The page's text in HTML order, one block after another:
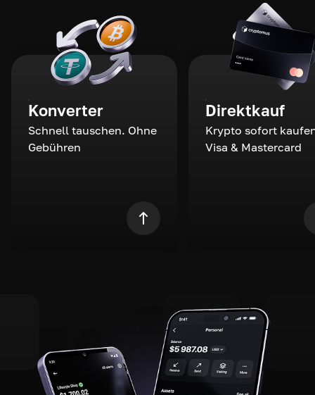
Konverter
Schnell tauschen. Ohne
Gebühren
Direktkauf
Krypto sofort
Visa & Mastercard